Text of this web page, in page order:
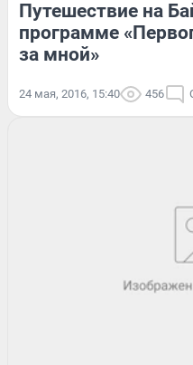
Путешествие на
программе
за мной»
24 мая, 2016, 15:40 456